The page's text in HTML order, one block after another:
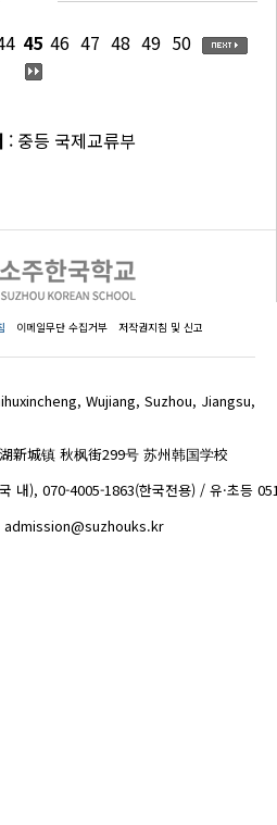
45 46 47 48 49 50
: 중등 국제교류부
이메일무단 수집거부 저작권지침 및 신고
Wujiang, Suzhou, Jiangsu,
新城镇 秋枫街299号 苏州韩国学校
내), 070-4005-1863(한국전용) / 유·초등
admission@suzhouks.kr